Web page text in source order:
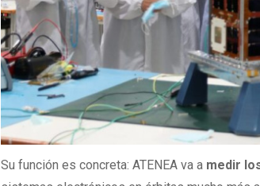
Su función es concreta: ATENEA va a medir